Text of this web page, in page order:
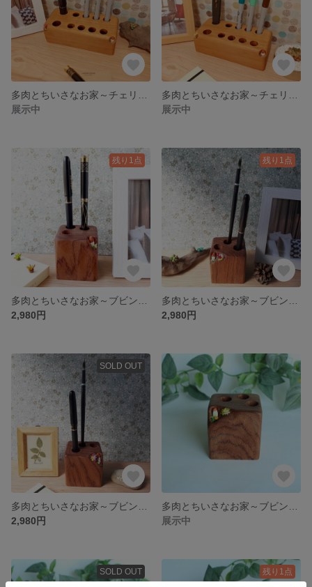
展示中
展示中
残り1点
2,980円
残り1点
2,980円
SOLD OUT
2,980円
展示中
SOLD OUT 残り1点